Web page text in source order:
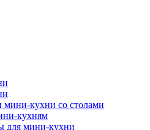
мини-кухни со столами
кухням
для мини-кухни